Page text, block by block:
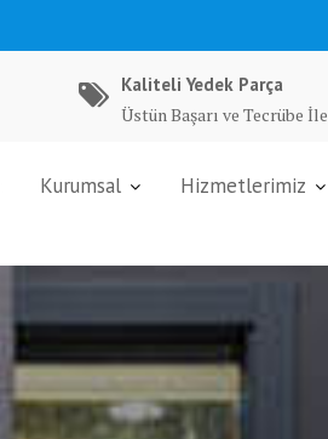
Kaliteli Yedek Parça
Üstün Başarı ve Tecrübe İle
Kurumsal Hizmetlerimiz